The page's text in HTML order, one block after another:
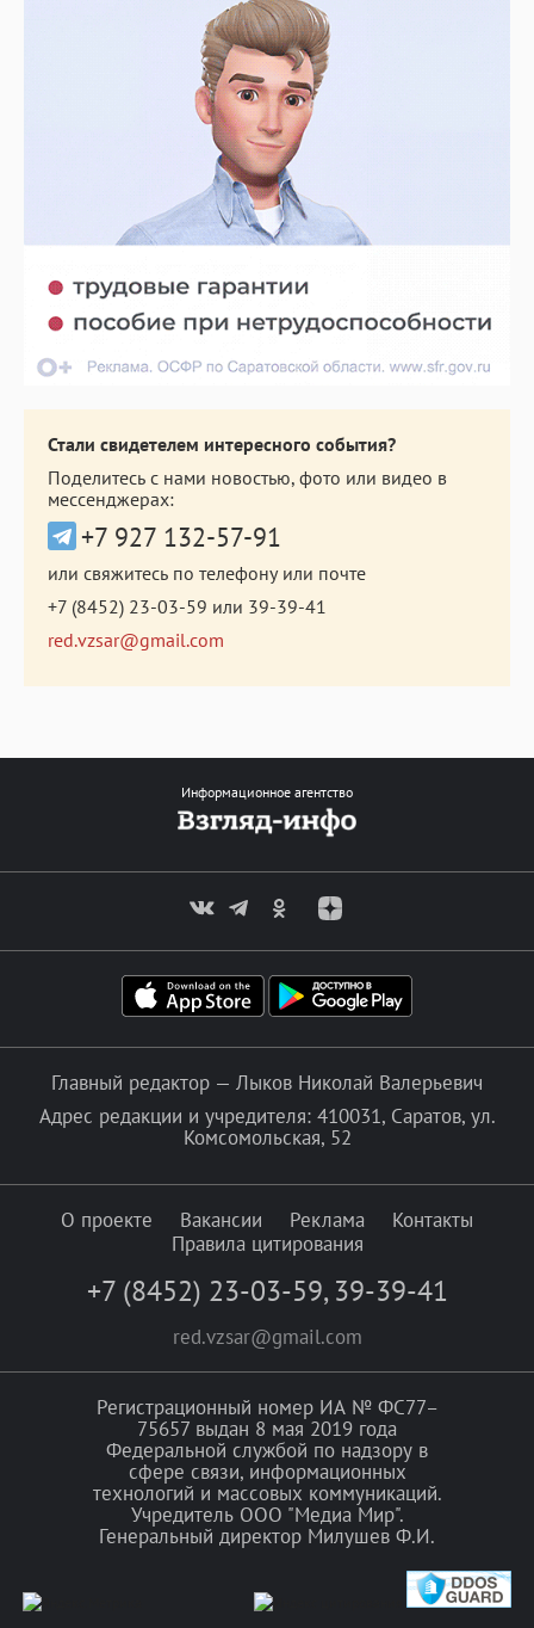
Стали свидетелем интересного события?
Поделитесь с нами новостью, фото или видео в
мессенджерах:
+7 927 132-57-91
или свяжитесь по телефону или почте
+7 (8452) 23-03-59 или 39-39-41
red.vzsar@gmail.com
Информационное агентство
Главный редактор — Лыков Николай Валерьевич
Адрес редакции и учредителя: 410031, Саратов, ул.
Комсомольская, 52
О проекте Вакансии Реклама
Контакты
Правила цитирования
+7 (8452) 23-03-59, 39-39-41
red.vzsar@gmail.com
Регистрационный номер ИА № ФС77–
75657 выдан 8 мая 2019 года
Федеральной службой по надзору в
сфере связи, информационных
технологий и массовых коммуникаций.
Учредитель ООО "Медиа Мир".
Генеральный директор Милушев Ф.И.